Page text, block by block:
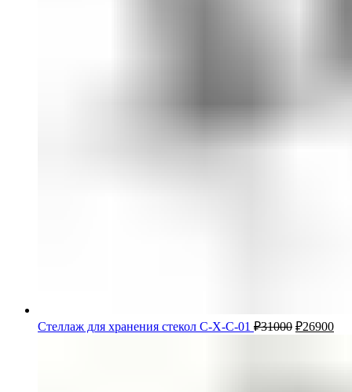
Стеллаж для хранения стекол С-Х-С-01 ₽31000 ₽26900